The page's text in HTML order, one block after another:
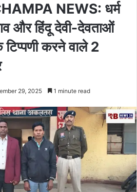
NEWS: धर्म
और हिंदू देवी-देवताओं
करने वाले 2
29, 2025 1 minute read